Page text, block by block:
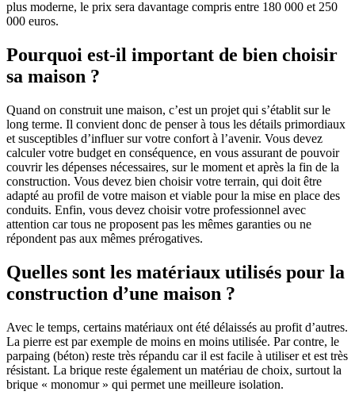
plus moderne, le prix sera davantage compris entre 180 000 et 250
000 euros.
Pourquoi est-il important de bien choisir
sa maison ?
Quand on construit une maison, c’est un projet qui s’établit sur le
long terme. Il convient donc de penser à tous les détails primordiaux
et susceptibles d’influer sur votre confort à l’avenir. Vous devez
calculer votre budget en conséquence, en vous assurant de pouvoir
couvrir les dépenses nécessaires, sur le moment et après la fin de la
construction. Vous devez bien choisir votre terrain, qui doit être
adapté au profil de votre maison et viable pour la mise en place des
conduits. Enfin, vous devez choisir votre professionnel avec
attention car tous ne proposent pas les mêmes garanties ou ne
répondent pas aux mêmes prérogatives.
Quelles sont les matériaux utilisés pour la
construction d’une maison ?
Avec le temps, certains matériaux ont été délaissés au profit d’autres.
La pierre est par exemple de moins en moins utilisée. Par contre, le
parpaing (béton) reste très répandu car il est facile à utiliser et est très
résistant. La brique reste également un matériau de choix, surtout la
brique « monomur » qui permet une meilleure isolation.